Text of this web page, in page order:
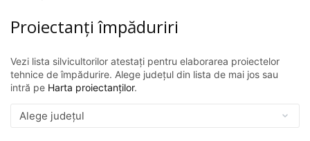
Proiectanți împăduriri
Vezi lista silvicultorilor atestați pentru elaborarea proiectelor
tehnice de împădurire. Alege județul din lista de mai jos sau
intră pe Harta proiectanților.